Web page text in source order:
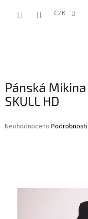
CZK
Pánská Mikina
SKULL HD
Průměrné
hvězdiček.
Neohodnoceno